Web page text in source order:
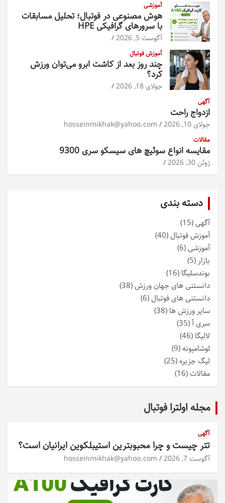
آموزشی
هوش مصنوعی در فوتبال؛ تحلیل مسابقات
با سرورهای گرافیکی HPE
آگوست 5, 2026
آموزش فوتبال
چند روز بعد از کاشت ابرو می‌توان ورزش
کرد؟
جولای 18, 2026
آگهی
ازدواج راحت
جولای 10, 2026 hosseinmikhak@yahoo.com
مقالات
مقایسه انواع سوئیچ های سیسکو سری 9300
ژوئن 30, 2026
دسته بندی
آگهی(15)
آموزش فوتبال(40)
آموزشی(6)
بازار (5)
بوندسلیگا (16)
دانستنی های جهان ورزش(38)
دانستنی های فوتبال(6)
سایر ورزش ها (38)
سری آ(35)
لالیگا (46)
لوشامپونه(9)
لیگ جزیره(25)
مقالات(16)
مجله اولترا فوتبال
آگهی
تتر چیست و چرا محبوبترین استیبلکوین ایرانیان است؟
آگوست 7, 2026 hosseinmikhak@yahoo.com